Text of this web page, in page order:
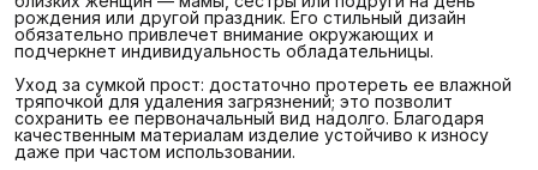
рождения или другой праздник. Его стильный дизайн
обязательно привлечет внимание окружающих и
подчеркнет индивидуальность обладательницы.
Уход за сумкой прост: достаточно протереть ее влажной
тряпочкой для удаления загрязнений; это позволит
сохранить ее первоначальный вид надолго. Благодаря
качественным материалам изделие устойчиво к износу
даже при частом использовании.